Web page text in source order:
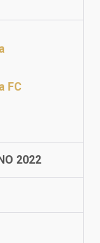
FC
2022